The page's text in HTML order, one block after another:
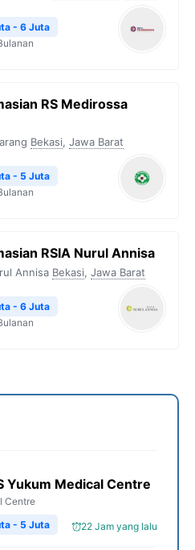
- 6 Juta
RS Medirossa
Bekasi, Jawa Barat
- 5 Juta
RSIA Nurul Annisa
Annisa Bekasi, Jawa Barat
- 6 Juta
Yukum Medical Centre
Centre
22 Jam yang lalu
- 5 Juta